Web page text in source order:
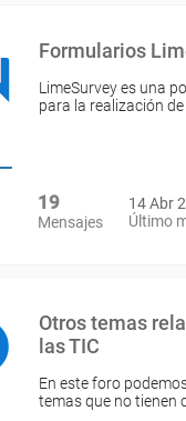
Formularios
LimeSurvey es una
para la realización
19
Mensajes
14 Abr
Último
Otros temas
las TIC
En este foro
temas que no tienen